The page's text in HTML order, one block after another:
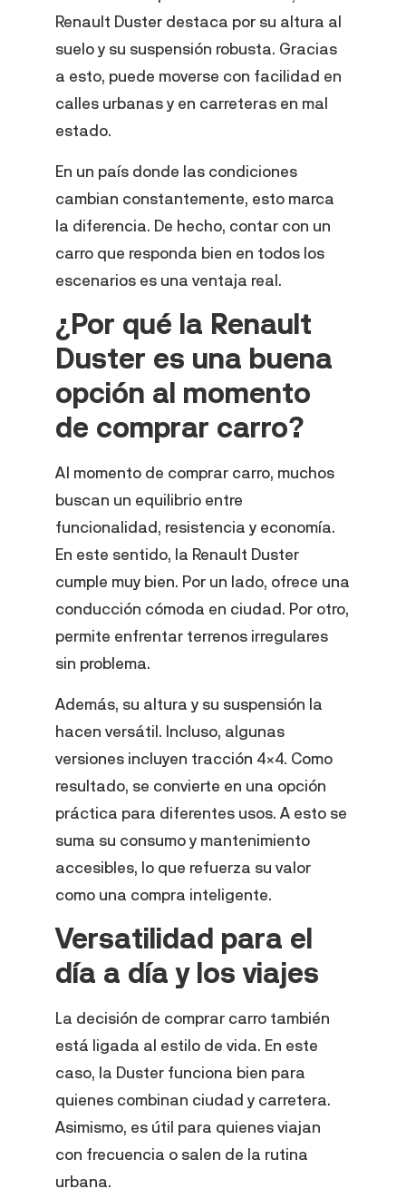
Renault Duster destaca por su altura al
suelo y su suspensión robusta. Gracias
a esto, puede moverse con facilidad en
calles urbanas y en carreteras en mal
estado.
En un país donde las condiciones
cambian constantemente, esto marca
la diferencia. De hecho, contar con un
carro que responda bien en todos los
escenarios es una ventaja real.
¿Por qué la Renault
Duster es una buena
opción al momento
de comprar carro?
Al momento de comprar carro, muchos
buscan un equilibrio entre
funcionalidad, resistencia y economía.
En este sentido, la Renault Duster
cumple muy bien. Por un lado, ofrece una
conducción cómoda en ciudad. Por otro,
permite enfrentar terrenos irregulares
sin problema.
Además, su altura y su suspensión la
hacen versátil. Incluso, algunas
versiones incluyen tracción 4×4. Como
resultado, se convierte en una opción
práctica para diferentes usos. A esto se
suma su consumo y mantenimiento
accesibles, lo que refuerza su valor
como una compra inteligente.
Versatilidad para el
día a día y los viajes
La decisión de comprar carro también
está ligada al estilo de vida. En este
caso, la Duster funciona bien para
quienes combinan ciudad y carretera.
Asimismo, es útil para quienes viajan
con frecuencia o salen de la rutina
urbana.